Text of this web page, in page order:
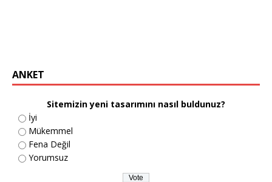
ANKET
Sitemizin yeni tasarımını nasıl buldunuz?
İyi
Mükemmel
Fena Değil
Yorumsuz